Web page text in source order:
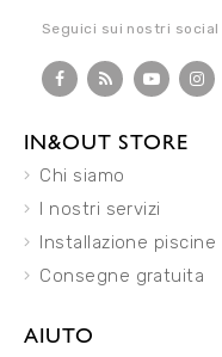
Seguici sui nostri social
IN&OUT STORE
Chi siamo
I nostri servizi
Installazione piscine
Consegne gratuita
AIUTO